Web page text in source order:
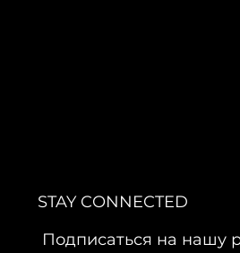
STAY CONNECTED
Подписаться на нашу